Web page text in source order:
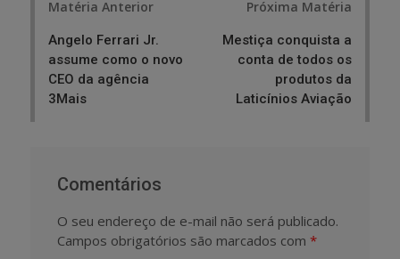
Matéria Anterior
Angelo Ferrari Jr.
assume como o novo
CEO da agência
3Mais
Próxima Matéria
Mestiça conquista a
conta de todos os
produtos da
Laticínios Aviação
Comentários
O seu endereço de e-mail não será publicado.
Campos obrigatórios são marcados com *